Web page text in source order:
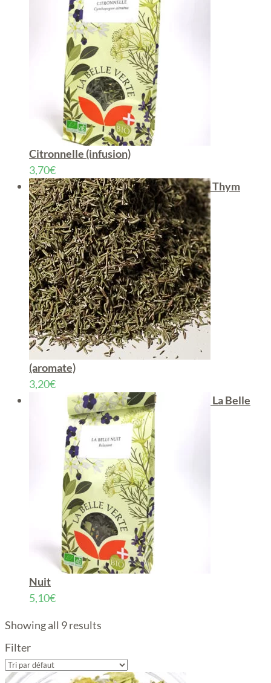
Citronnelle (infusion)
3,70€
Thym
(aromate)
3,20€
La Belle
Nuit
5,10€
Showing all 9 results
Filter